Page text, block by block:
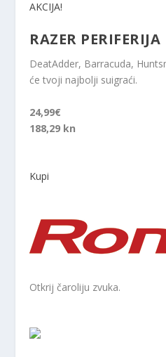
AKCIJA!
RAZER PERIFERIJA
DeatAdder, Barracuda,
će tvoji najbolji suigraći.
24,99€
188,29 kn
Kupi
Otkrij čaroliju zvuka.